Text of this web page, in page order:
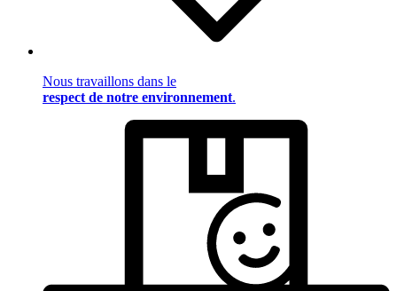
Nous travaillons dans le
respect de notre environnement.